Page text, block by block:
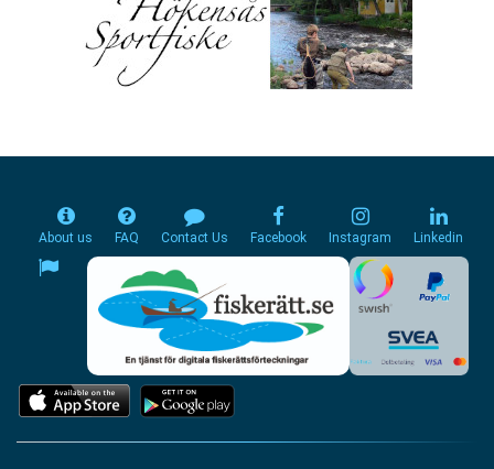
About us FAQ Contact Us Facebook Instagram Linkedin